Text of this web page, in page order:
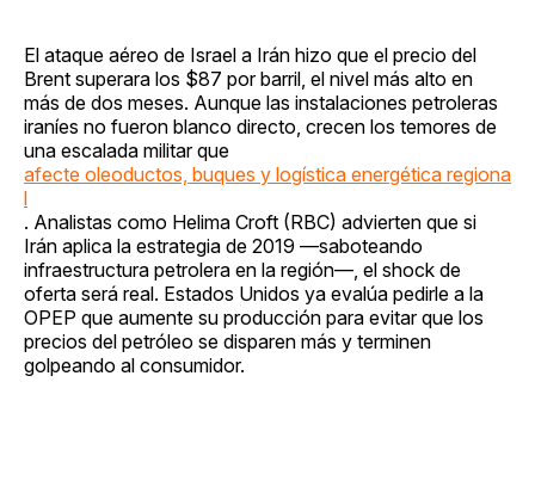
El ataque aéreo de Israel a Irán hizo que el precio del
Brent superara los $87 por barril, el nivel más alto en
más de dos meses. Aunque las instalaciones petroleras
iraníes no fueron blanco directo, crecen los temores de
una escalada militar que
afecte oleoductos, buques y logística energética regiona
l
. Analistas como Helima Croft (RBC) advierten que si
Irán aplica la estrategia de 2019 —saboteando
infraestructura petrolera en la región—, el shock de
oferta será real. Estados Unidos ya evalúa pedirle a la
OPEP que aumente su producción para evitar que los
precios del petróleo se disparen más y terminen
golpeando al consumidor.